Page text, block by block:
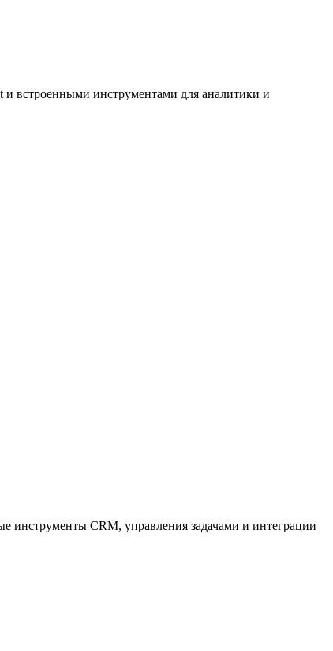
и встроенными инструментами для аналитики и
инструменты CRM, управления задачами и интеграции